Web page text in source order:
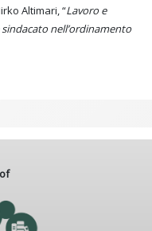
Altimari, “Lavoro e
nell’ordinamento